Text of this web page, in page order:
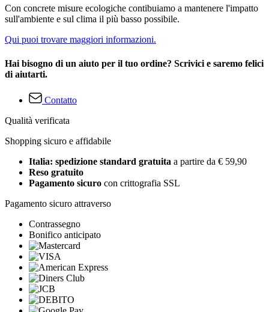
Con concrete misure ecologiche contibuiamo a mantenere l'impatto
sull'ambiente e sul clima il più basso possibile.
Qui puoi trovare maggiori informazioni.
Hai bisogno di un aiuto per il tuo ordine? Scrivici e saremo felici
di aiutarti.
Contatto
Qualità verificata
Shopping sicuro e affidabile
Italia: spedizione standard gratuita a partire da € 59,90
Reso gratuito
Pagamento sicuro con crittografia SSL
Pagamento sicuro attraverso
Contrassegno
Bonifico anticipato